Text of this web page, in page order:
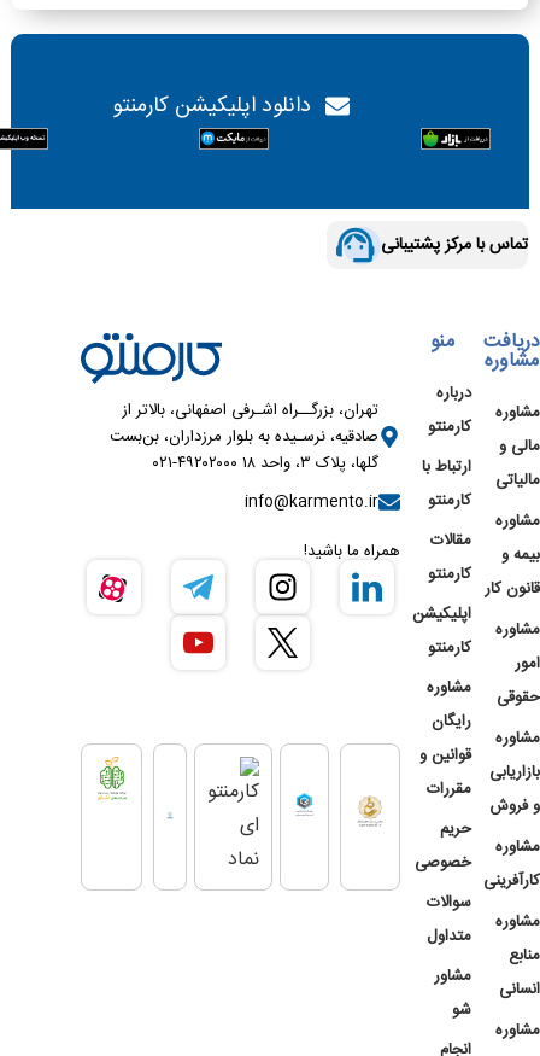
دانلود اپلیکیشن کارمنتو
تماس با مرکز پشتیبانی
دریافت
مشاوره
مشاوره
مالی و
مالیاتی
مشاوره
بیمه و
قانون کار
مشاوره
امور
حقوقی
مشاوره
بازاریابی
و فروش
مشاوره
کارآفرینی
مشاوره
منابع
انسانی
مشاوره
منو
درباره
کارمنتو
ارتباط با
کارمنتو
مقالات
کارمنتو
اپلیکیشن
کارمنتو
مشاوره
رایگان
قوانین و
مقررات
حریم
خصوصی
سوالات
متداول
مشاور
شو
انجام
تهران، بزرگــراه اشـرفی اصفهانی، بالاتر از
صادقیه، نرسـیده به بلوار مرزداران، بن‌بست
گلها، پلاک ۳، واحد ۱۸ ۴۹۲۰۲۰۰۰-۰۲۱
info@karmento.ir
همراه ما باشید!